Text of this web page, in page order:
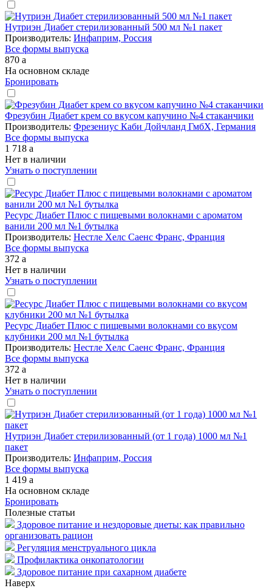
Нутриэн Диабет стерилизованный 500 мл №1 пакет
Производитель: Инфаприм, Россия
Все формы выпуска
870 a
На основном складе
Бронировать
Фрезубин Диабет крем со вкусом капучино №4 стаканчики
Производитель: Фрезениус Каби Дойчланд ГмбХ, Германия
Все формы выпуска
1 718 a
Нет в наличии
Узнать о поступлении
Ресурс Диабет Плюс с пищевыми волокнами с ароматом
ванили 200 мл №1 бутылка
Производитель: Нестле Хелс Саенс Франс, Франция
Все формы выпуска
372 a
Нет в наличии
Узнать о поступлении
Ресурс Диабет Плюс с пищевыми волокнами со вкусом
клубники 200 мл №1 бутылка
Производитель: Нестле Хелс Саенс Франс, Франция
Все формы выпуска
372 a
Нет в наличии
Узнать о поступлении
Нутриэн Диабет стерилизованный (от 1 года) 1000 мл №1
пакет
Производитель: Инфаприм, Россия
Все формы выпуска
1 419 a
На основном складе
Бронировать
Полезные статьи
Здоровое питание и нездоровые диеты: как правильно
организовать рацион
Регуляция менструального цикла
Профилактика онкопатологии
Здоровое питание при сахарном диабете
Наверх